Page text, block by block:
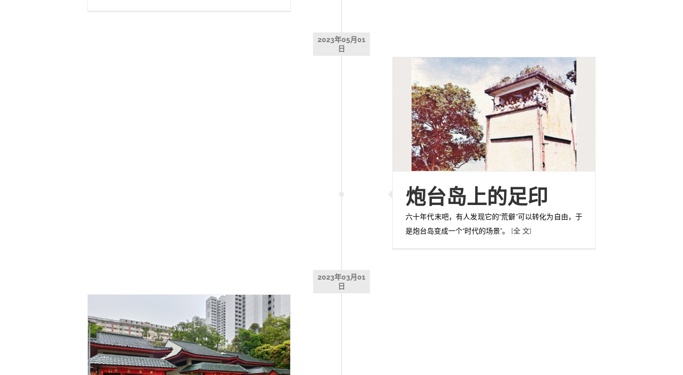
2023年05月01
日
炮台岛上的足印
六十年代末吧，有人发现它的“荒僻”可以转化为自由，于
是炮台岛变成一个“时代的场景”。 [全 文]
2023年03月01
日